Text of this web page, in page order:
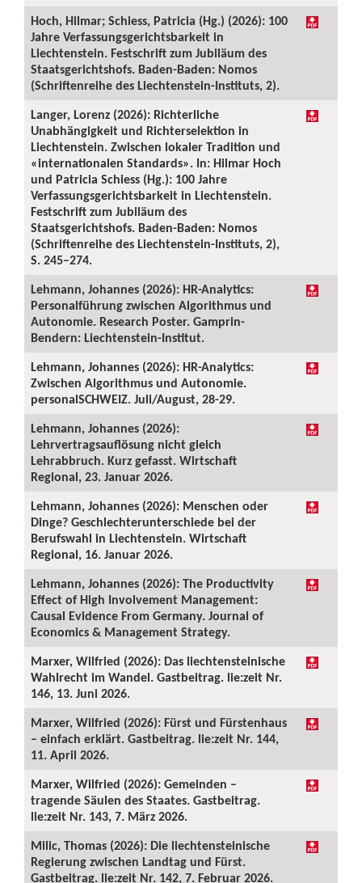
Hoch, Hilmar; Schiess, Patricia (Hg.) (2026): 100
Jahre Verfassungsgerichtsbarkeit in
Liechtenstein. Festschrift zum Jubiläum des
Staatsgerichtshofs. Baden-Baden: Nomos
(Schriftenreihe des Liechtenstein-Instituts, 2).
Langer, Lorenz (2026): Richterliche
Unabhängigkeit und Richterselektion in
Liechtenstein. Zwischen lokaler Tradition und
«internationalen Standards». In: Hilmar Hoch
und Patricia Schiess (Hg.): 100 Jahre
Verfassungsgerichtsbarkeit in Liechtenstein.
Festschrift zum Jubiläum des
Staatsgerichtshofs. Baden-Baden: Nomos
(Schriftenreihe des Liechtenstein-Instituts, 2),
S. 245–274.
Lehmann, Johannes (2026): HR-Analytics:
Personalführung zwischen Algorithmus und
Autonomie. Research Poster. Gamprin-
Bendern: Liechtenstein-Institut.
Lehmann, Johannes (2026): HR-Analytics:
Zwischen Algorithmus und Autonomie.
personalSCHWEIZ. Juli/August, 28-29.
Lehmann, Johannes (2026):
Lehrvertragsauflösung nicht gleich
Lehrabbruch. Kurz gefasst. Wirtschaft
Regional, 23. Januar 2026.
Lehmann, Johannes (2026): Menschen oder
Dinge? Geschlechterunterschiede bei der
Berufswahl in Liechtenstein. Wirtschaft
Regional, 16. Januar 2026.
Lehmann, Johannes (2026): The Productivity
Effect of High Involvement Management:
Causal Evidence From Germany. Journal of
Economics & Management Strategy.
Marxer, Wilfried (2026): Das liechtensteinische
Wahlrecht im Wandel. Gastbeitrag. lie:zeit Nr.
146, 13. Juni 2026.
Marxer, Wilfried (2026): Fürst und Fürstenhaus
– einfach erklärt. Gastbeitrag. lie:zeit Nr. 144,
11. April 2026.
Marxer, Wilfried (2026): Gemeinden –
tragende Säulen des Staates. Gastbeitrag.
lie:zeit Nr. 143, 7. März 2026.
Milic, Thomas (2026): Die liechtensteinische
Regierung zwischen Landtag und Fürst.
Gastbeitrag. lie:zeit Nr. 142, 7. Februar 2026.